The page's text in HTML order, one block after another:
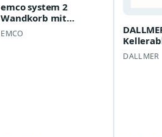
emco system 2
Wandkorb mit
verdeckter
Wandbefestigung,
EMCO
225 x
DALLMER